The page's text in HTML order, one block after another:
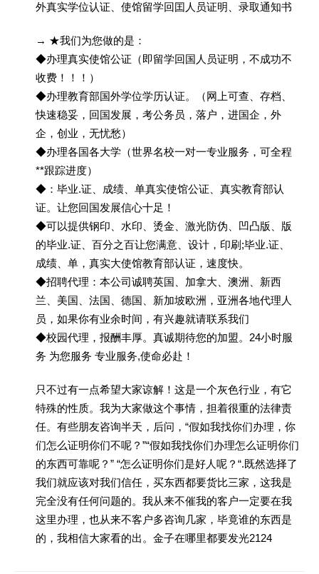
外真实学位认证、使馆留学回囯人员证明、录取通知书
→ ★我们为您做的是：
◆办理真实使馆公证（即留学回国人员证明，不成功不
收费！！！）
◆办理教育部国外学位学历认证。（网上可查、存档、
快速稳妥，回国发展，考公务员，落户，进国企，外
企，创业，无忧愁）
◆办理各国各大学（世界名校一对一专业服务，可全程
**跟踪进度）
◆：毕业.证、成绩、单真实使馆公证、真实教育部认
证。让您回国发展信心十足！
◆可以提供钢印、水印、烫金、激光防伪、凹凸版、版
的毕业.证、百分之百让您满意、设计，印刷;毕业.证、
成绩、单，真实大使馆教育部认证，速度快。
◆招聘代理：本公司诚聘英国、加拿大、澳洲、新西
兰、美国、法国、德国、新加坡欧洲，亚洲各地代理人
员，如果你有业余时间，有兴趣就请联系我们
◆校园代理，报酬丰厚。真诚期待您的加盟。24小时服
务 为您服务 专业服务,使命必赴！
只不过有一点希望大家谅解！这是一个灰色行业，有它
特殊的性质。我为大家做这个事情，担着很重的法律责
任。有些朋友咨询半天，后问，“假如我找你们办理，你
们怎么证明你们不呢？”“假如我找你们办理怎么证明你们
的东西可靠呢？” “怎么证明你们是好人呢？“.既然选择了
我们就应该对我们信任，买东西都要货比三家，这我是
完全没有任何问题的。我从来不催我的客户一定要在我
这里办理，也从来不客户多咨询几家，毕竟谁的东西是
的，我相信大家看的出。金子在哪里都要发光2124